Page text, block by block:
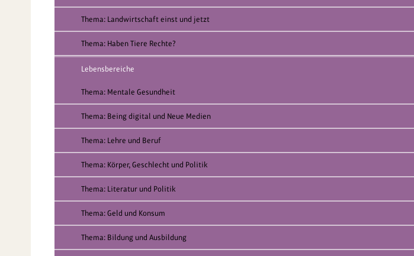
Thema: Landwirtschaft einst und jetzt
Thema: Haben Tiere Rechte?
Lebensbereiche
Thema: Mentale Gesundheit
Thema: Being digital und Neue Medien
Thema: Lehre und Beruf
Thema: Körper, Geschlecht und Politik
Thema: Literatur und Politik
Thema: Geld und Konsum
Thema: Bildung und Ausbildung